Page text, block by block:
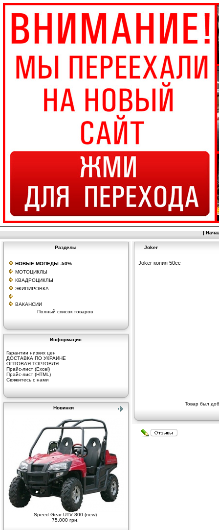
|
Разделы
НОВЫЕ МОПЕДЫ -50%
МОТОЦИКЛЫ
КВАДРОЦИКЛЫ
ЭКИПИРОВКА
ВАКАНСИИ
Полный список товаров
Информация
Гарантии низких цен
ДОСТАВКА ПО УКРАИНЕ
ОПТОВАЯ ТОРГОВЛЯ
Прайс-лист (Excel)
Прайс-лист (HTML)
Свяжитесь с нами
Новинки
Speed Gear UTV 800 (new)
75,000 грн.
Joker
Joker копия 50сс
Товар был